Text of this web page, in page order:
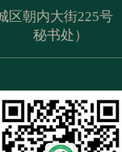
区朝内大街225号
秘书处）